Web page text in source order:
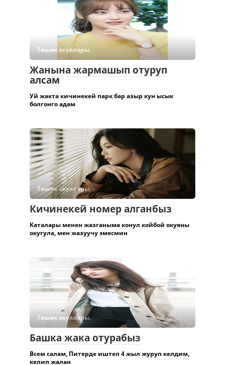
Төшөк окуялары.
Жанына жармашып отуруп
алсам
Уй жакта кичинекей парк бар азыр кун ысык
болгонго адам
Төшөк окуялары.
Кичинекей номер алганбыз
Каталары менен жазганыма конул койбой окуяны
окугула, мен жазуучу эмесмин
Төшөк окуялары.
Башка жака отурабыз
Всем салам, Питерде иштеп 4 жыл журуп келдим,
келип жалан